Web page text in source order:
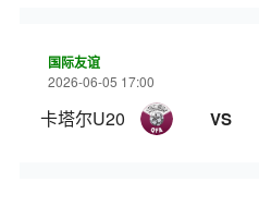
国际友谊
2026-06-05 17:00
卡塔尔U20 VS